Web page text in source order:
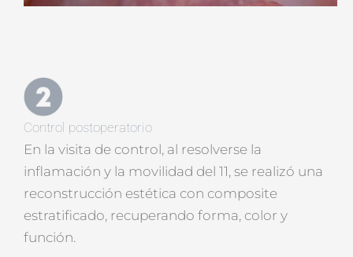
Control postoperatorio
En la visita de control, al resolverse la
inflamación y la movilidad del 11, se realizó una
reconstrucción estética con composite
estratificado, recuperando forma, color y
función.